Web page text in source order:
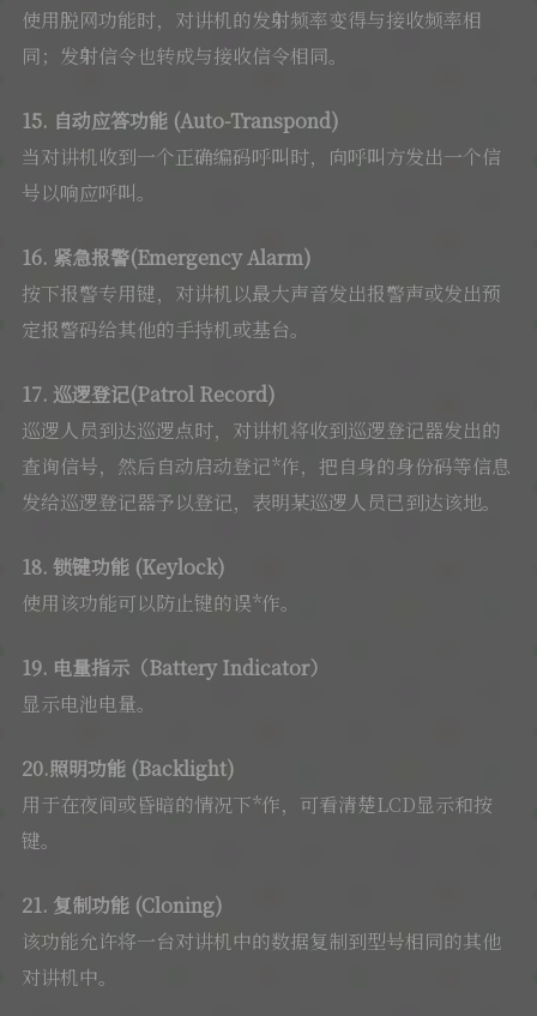
使用脱网功能时，对讲机的发射频率变得与接收频率相
同；发射信令也转成与接收信令相同。
15. 自动应答功能 (Auto-Transpond)
当对讲机收到一个正确编码呼叫时，向呼叫方发出一个信
号以响应呼叫。
16. 紧急报警(Emergency Alarm)
按下报警专用键，对讲机以最大声音发出报警声或发出预
定报警码给其他的手持机或基台。
17. 巡逻登记(Patrol Record)
巡逻人员到达巡逻点时，对讲机将收到巡逻登记器发出的
查询信号，然后自动启动登记*作，把自身的身份码等信息
发给巡逻登记器予以登记，表明某巡逻人员已到达该地。
18. 锁键功能 (Keylock)
使用该功能可以防止键的误*作。
19. 电量指示（Battery Indicator）
显示电池电量。
20.照明功能 (Backlight)
用于在夜间或昏暗的情况下*作，可看清楚LCD显示和按
键。
21. 复制功能 (Cloning)
该功能允许将一台对讲机中的数据复制到型号相同的其他
对讲机中。